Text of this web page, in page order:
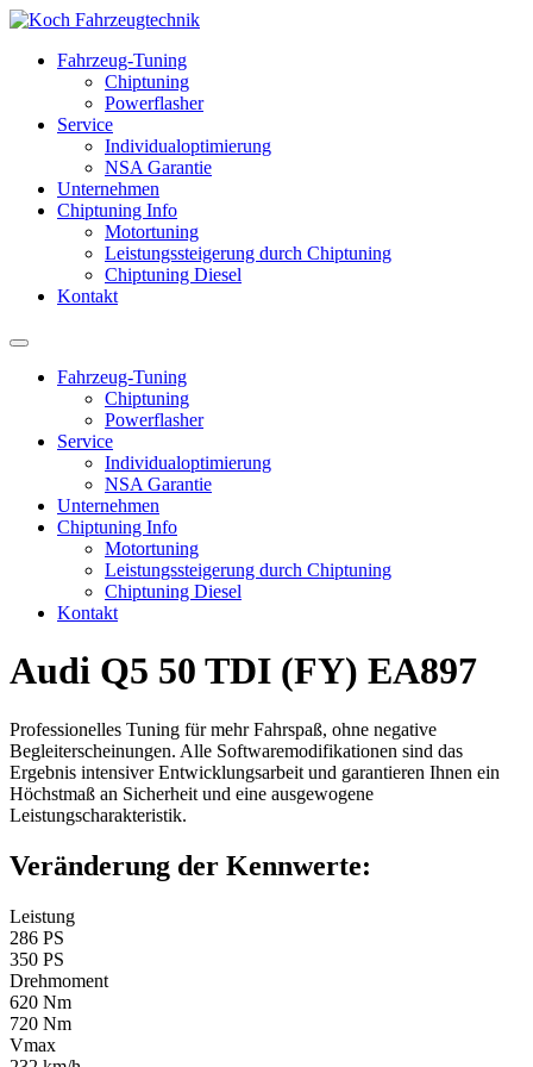
Fahrzeug-Tuning
Chiptuning
Powerflasher
Service
Individualoptimierung
NSA Garantie
Unternehmen
Chiptuning Info
Motortuning
Leistungssteigerung durch Chiptuning
Chiptuning Diesel
Kontakt
Fahrzeug-Tuning
Chiptuning
Powerflasher
Service
Individualoptimierung
NSA Garantie
Unternehmen
Chiptuning Info
Motortuning
Leistungssteigerung durch Chiptuning
Chiptuning Diesel
Kontakt
Audi Q5 50 TDI (FY) EA897
Professionelles Tuning für mehr Fahrspaß, ohne negative
Begleiterscheinungen. Alle Softwaremodifikationen sind das
Ergebnis intensiver Entwicklungsarbeit und garantieren Ihnen ein
Höchstmaß an Sicherheit und eine ausgewogene
Leistungscharakteristik.
Veränderung der Kennwerte:
Leistung
286 PS
350 PS
Drehmoment
620 Nm
720 Nm
Vmax